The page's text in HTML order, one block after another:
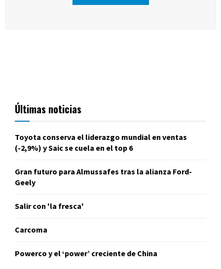
Últimas noticias
Toyota conserva el liderazgo mundial en ventas
(-2,9%) y Saic se cuela en el top 6
Gran futuro para Almussafes tras la alianza Ford-
Geely
Salir con 'la fresca'
Carcoma
Powerco y el ‘power’ creciente de China